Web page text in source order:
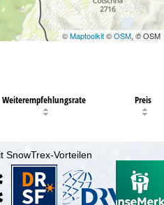
©Maptoolkit©OSM, © OSM
Weiterempfehlungsrate Preis
SnowTrex-Vorteilen